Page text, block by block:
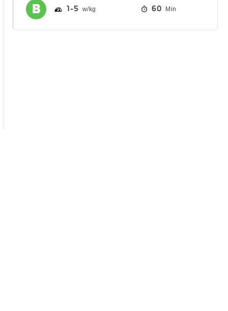
1 5 60 Min